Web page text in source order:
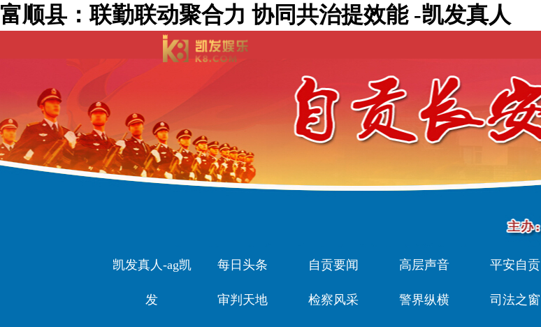
富顺县：联勤联动聚合力 协同共治提效能 -凯发真人
凯发真人-ag凯
发
每日头条 自贡要闻 高层声音 平安自贡
审判天地 检察风采 警界纵横 司法之窗